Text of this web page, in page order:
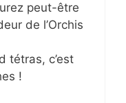
peut-être
de l’Orchis
tétras, c’est
!